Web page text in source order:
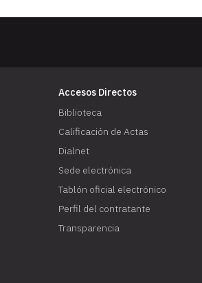
Accesos Directos
Biblioteca
Calificación de Actas
Dialnet
Sede electrónica
Tablón oficial electrónico
Perfil del contratante
Transparencia